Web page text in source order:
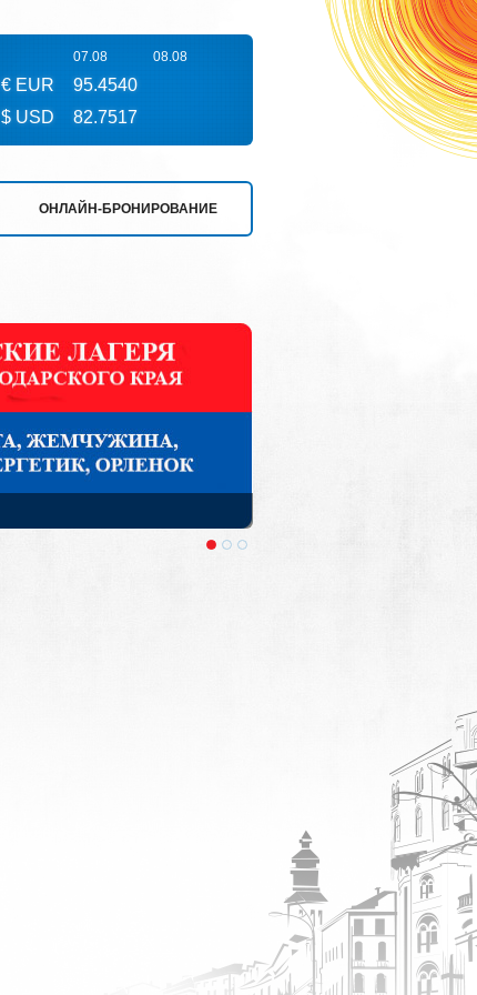
07.08 08.08
€ EUR
95.4540
$ USD
82.7517
ОНЛАЙН-БРОНИРОВАНИЕ